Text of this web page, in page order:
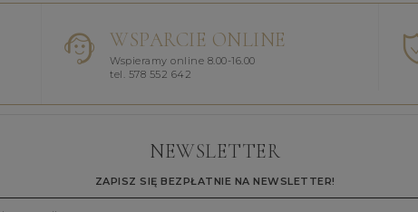
WSPARCIE ONLINE
Wspieramy online 8.00-16.00
tel. 578 552 642
NEWSLETTER
ZAPISZ SIĘ BEZPŁATNIE NA NEWSLETTER!